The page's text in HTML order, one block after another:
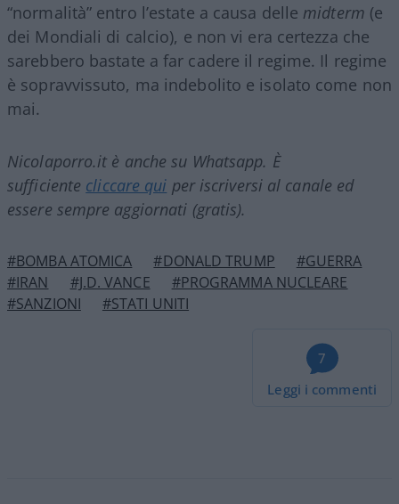
“normalità” entro l’estate a causa delle midterm (e
dei Mondiali di calcio), e non vi era certezza che
sarebbero bastate a far cadere il regime. Il regime
è sopravvissuto, ma indebolito e isolato come non
mai.
Nicolaporro.it è anche su Whatsapp. È
sufficiente cliccare qui per iscriversi al canale ed
essere sempre aggiornati (gratis).
#BOMBA ATOMICA #DONALD TRUMP
#GUERRA
#IRAN
#J.D. VANCE
#PROGRAMMA NUCLEARE
#SANZIONI
#STATI UNITI
7
Leggi i commenti